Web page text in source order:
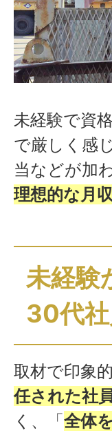
未経験で資
で厳しく感
当などが加
理想的な月収
未経験
30代
取材で印象
任された社
く、「全体